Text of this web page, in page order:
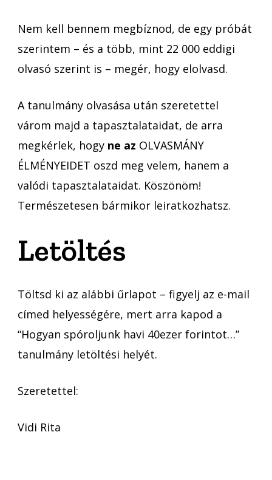
Nem kell bennem megbíznod, de egy próbát
szerintem – és a több, mint 22 000 eddigi
olvasó szerint is – megér, hogy elolvasd.
A tanulmány olvasása után szeretettel
várom majd a tapasztalataidat, de arra
megkérlek, hogy ne az OLVASMÁNY
ÉLMÉNYEIDET oszd meg velem, hanem a
valódi tapasztalataidat. Köszönöm!
Természetesen bármikor leiratkozhatsz.
Letöltés
Töltsd ki az alábbi űrlapot – figyelj az e-mail
címed helyességére, mert arra kapod a
“Hogyan spóroljunk havi 40ezer forintot…”
tanulmány letöltési helyét.
Szeretettel:
Vidi Rita